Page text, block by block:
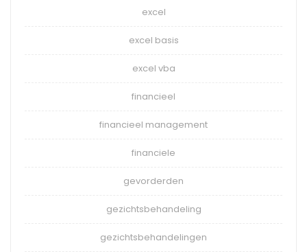
excel
excel basis
excel vba
financieel
financieel management
financiele
gevorderden
gezichtsbehandeling
gezichtsbehandelingen